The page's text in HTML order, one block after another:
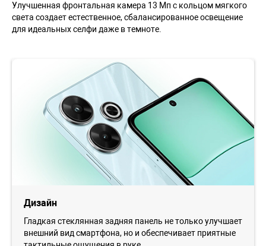
Улучшенная фронтальная камера 13 Мп с кольцом мягкого
света создает естественное, сбалансированное освещение
для идеальных селфи даже в темноте.
Дизайн
Гладкая стеклянная задняя панель не только улучшает
внешний вид смартфона, но и обеспечивает приятные